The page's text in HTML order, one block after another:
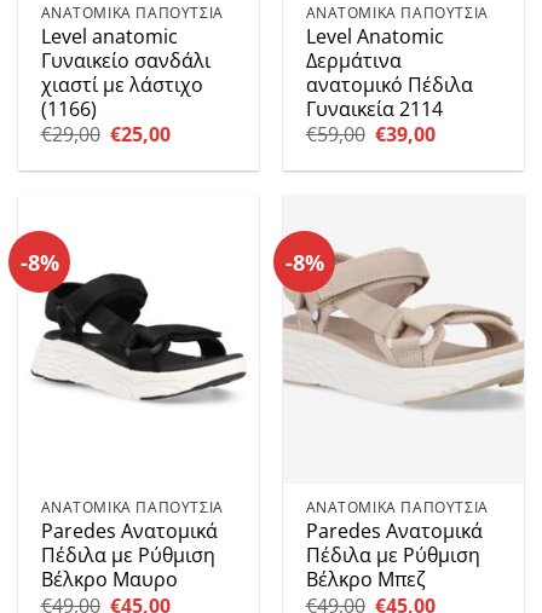
ΑΝΑΤΟΜΙΚΑ ΠΑΠΟΥΤΣΙΑ
Level anatomic
Γυναικείο σανδάλι
χιαστί με λάστιχο
(1166)
€29,00 Original
price
was:
€25,00Η
τιμή
ΑΝΑΤΟΜΙΚΑ ΠΑΠΟΥΤΣΙΑ
Level Anatomic
Δερμάτινα
ανατομικό Πέδιλα
Γυναικεία 2114
€59,00 Original
price
was:
€39,00Η
τιμή
-8%
ΑΝΑΤΟΜΙΚΑ ΠΑΠΟΥΤΣΙΑ
Paredes Ανατομικά
Πέδιλα με Ρύθμιση
Βέλκρο Μαυρο
€49,00 Original
€45,00Η
-8%
ΑΝΑΤΟΜΙΚΑ ΠΑΠΟΥΤΣΙΑ
Paredes Ανατομικά
Πέδιλα με Ρύθμιση
Βέλκρο Μπεζ
€49,00 Original
€45,00Η